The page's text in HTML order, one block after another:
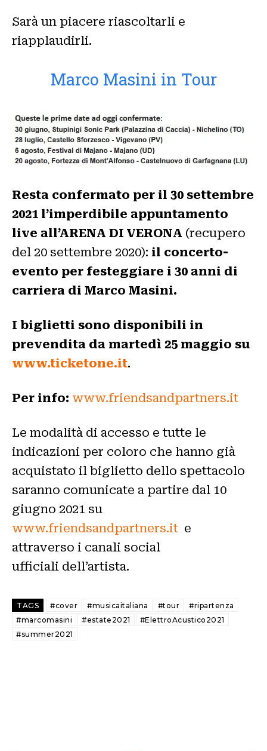
Sarà un piacere riascoltarli e
riapplaudirli.
Marco Masini in Tour
Resta confermato per il 30 settembre
2021 l’imperdibile appuntamento
live all’ARENA DI VERONA (recupero
del 20 settembre 2020): il concerto-
evento per festeggiare i 30 anni di
carriera di Marco Masini.
I biglietti sono disponibili in
prevendita da martedì 25 maggio su
www.ticketone.it.
Per info: www.friendsandpartners.it
Le modalità di accesso e tutte le
indicazioni per coloro che hanno già
acquistato il biglietto dello spettacolo
saranno comunicate a partire dal 10
giugno 2021 su
www.friendsandpartners.it e
attraverso i canali social
ufficiali dell’artista.
TAGS #cover #musicaitaliana #tour
#ripartenza
#marcomasini
#estate2021
#ElettroAcustico2021
#summer2021